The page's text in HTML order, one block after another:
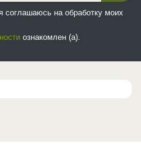
соглашаюсь на обработку моих
ознакомлен (а).